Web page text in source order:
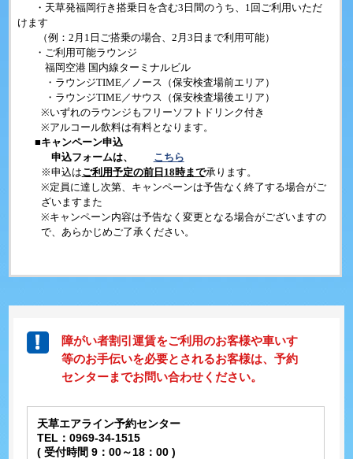
・天草発福岡行き搭乗日を含む3 日間のうち、 1 回ご利用いただ
けます
（例：2 月 1 日ご搭乗の場合、2 月3 日まで利用可能）
・ご利用可能ラウンジ
福岡空港 国内線ターミナルビル
・ラウンジTIME／ノース（保安検査場前エリア）
・ラウンジTIME／サウス（保安検査場後エリア）
※いずれのラウンジもフリーソフトドリンク付き
※アルコール飲料は有料となります。
■キャンペーン申込
申込フォームは、 こちら
※申込はご利用予定の前日 18時まで承ります。
※定員に達し次第、キャンペーンは予告なく終了する場合がご
ざいますまた
※キャンペーン内容は予告なく変更となる場合がございますの
で、あらかじめご了承ください。
障がい者割引運賃をご利用のお客様や車いす
等のお手伝いを必要とされるお客様は、予約
センターまでお問い合わせください。
天草エアライン予約センター
TEL：0969-34-1515
( 受付時間 9：00～18：00 )